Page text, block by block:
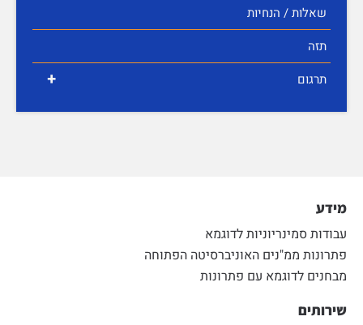
שאלות / הנחיות
תזה
+ תרגום
מידע
עבודות סמינריוניות לדוגמא
פתרונות ממ"נים האוניברסיטה הפתוחה
מבחנים לדוגמא עם פתרונות
שירותים